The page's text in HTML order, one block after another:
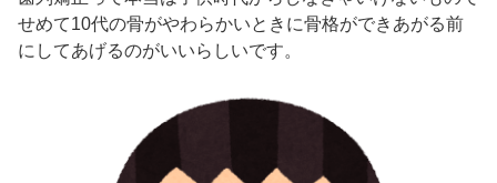
せめて10代の骨がやわらかいときに骨格ができあがる前
にしてあげるのがいいらしいです。